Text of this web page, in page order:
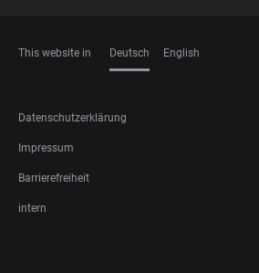
This website in Deutsch English
FOOTER
LEGAL
Datenschutzerklärung
Impressum
Barrierefreiheit
intern